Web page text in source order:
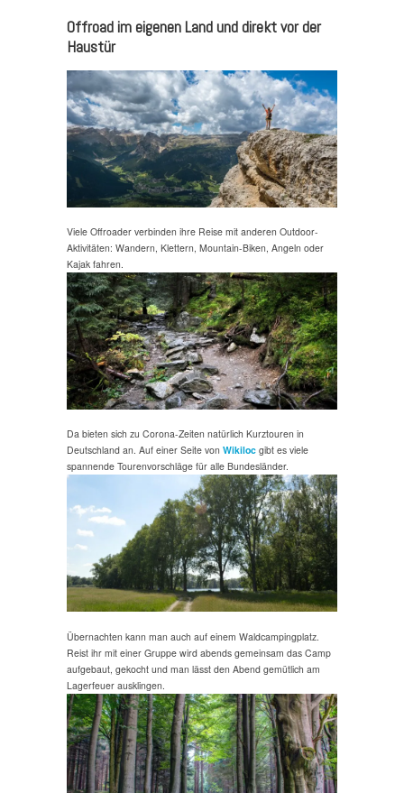
Offroad im eigenen Land und direkt vor der
Haustür
Viele Offroader verbinden ihre Reise mit anderen Outdoor-
Aktivitäten: Wandern, Klettern, Mountain-Biken, Angeln oder
Kajak fahren.
Da bieten sich zu Corona-Zeiten natürlich Kurztouren in
Deutschland an. Auf einer Seite von Wikiloc gibt es viele
spannende Tourenvorschläge für alle Bundesländer.
Übernachten kann man auch auf einem Waldcampingplatz.
Reist ihr mit einer Gruppe wird abends gemeinsam das Camp
aufgebaut, gekocht und man lässt den Abend gemütlich am
Lagerfeuer ausklingen.